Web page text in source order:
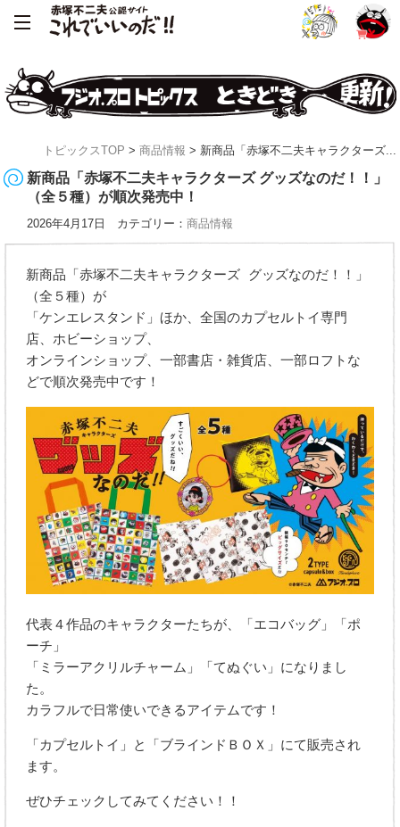
トピックスTOP > 商品情報 > 新商品「赤塚不二夫キャラクターズ...
新商品「赤塚不二夫キャラクターズ グッズなのだ！！」
（全５種）が順次発売中！
2026年4月17日 カテゴリー：商品情報
新商品「赤塚不二夫キャラクターズ グッズなのだ！！」
（全５種）が
「ケンエレスタンド」ほか、全国のカプセルトイ専門
店、ホビーショップ、
オンラインショップ、一部書店・雑貨店、一部ロフトな
どで順次発売中です！
代表４作品のキャラクターたちが、「エコバッグ」「ポ
ーチ」
「ミラーアクリルチャーム」「てぬぐい」になりまし
た。
カラフルで日常使いできるアイテムです！
「カプセルトイ」と「ブラインドＢＯＸ」にて販売され
ます。
ぜひチェックしてみてください！！